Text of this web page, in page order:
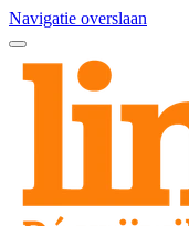
Navigatie overslaan